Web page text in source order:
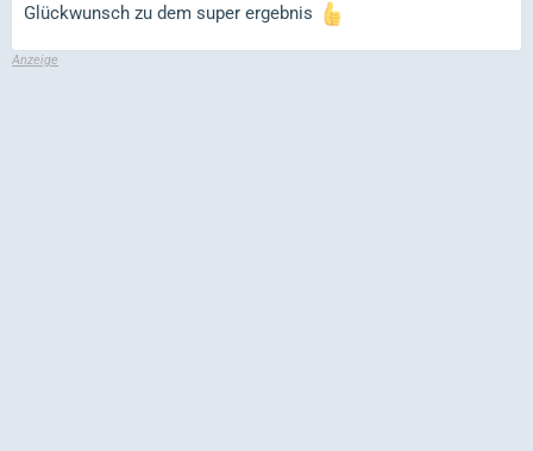
Glückwunsch zu dem super ergebnis